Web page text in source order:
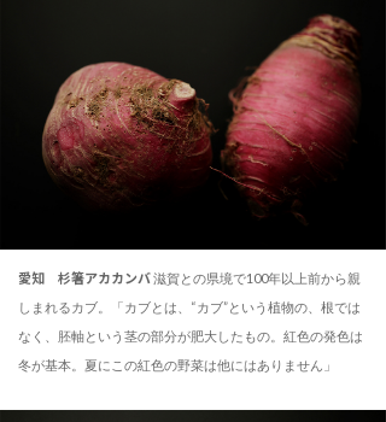
愛知 杉箸アカカンバ滋賀との県境で100年以上前から親
しまれるカブ。「カブとは、“カブ”という植物の、根では
なく、胚軸という茎の部分が肥大したもの。紅色の発色は
冬が基本。夏にこの紅色の野菜は他にはありません」